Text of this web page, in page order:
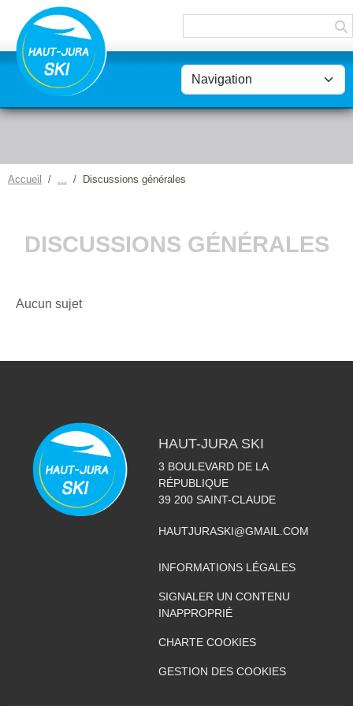
Accueil Discussions générales
DISCUSSIONS GÉNÉRALES
Aucun sujet
HAUT-JURA SKI
3 BOULEVARD DE LA
RÉPUBLIQUE
39 200 SAINT-CLAUDE
HAUTJURASKI@GMAIL.COM
INFORMATIONS LÉGALES
SIGNALER UN CONTENU
INAPPROPRIÉ
CHARTE COOKIES
GESTION DES COOKIES
Panneau de gestion des cookies